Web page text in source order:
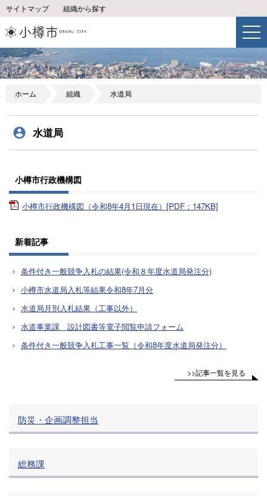
サイトマップ 組織から探す
ホーム 組織 水道局
水道局
小樽市行政機構図
小樽市行政機構図（令和8年4月1日現在）[PDF：147KB]
新着記事
条件付き一般競争入札の結果(令和８年度水道局発注分)
小樽市水道局入札等結果令和8年7月分
水道局月別入札結果（工事以外）
水道事業課 設計図書等電子閲覧申請フォーム
条件付き一般競争入札工事一覧（令和8年度水道局発注分）
>>記事一覧を見る
防災・企画調整担当
総務課